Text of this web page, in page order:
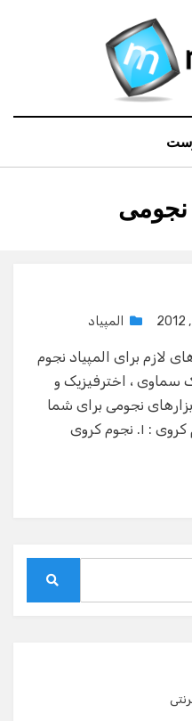
نجومی
المپیاد
لازم برای المپیاد نجوم
سماوی ، اخترفیزیک و
نجومی برای شما
عزیزان معرفی کنیم. الف) نجوم کروی : ۱. نجوم کروی